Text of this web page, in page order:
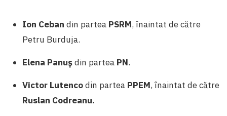
Ion Ceban din partea PSRM, înaintat de către
Petru Burduja.
Elena Panușdin partea PN.
Victor Lutencodin partea PPEM, înaintat de către
Ruslan Codreanu.